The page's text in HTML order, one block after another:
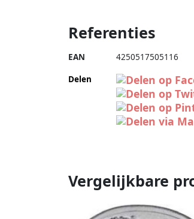
Referenties
EAN 4250517505116
Delen
Vergelijkbare